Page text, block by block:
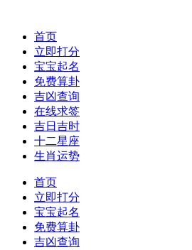
首页
立即打分
宝宝起名
免费算卦
吉凶查询
在线求签
吉日吉时
十二星座
生肖运势
首页
立即打分
宝宝起名
免费算卦
吉凶查询